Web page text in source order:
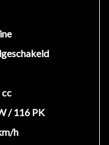
geen BTW
25.525
cc
/ 116 PK
h